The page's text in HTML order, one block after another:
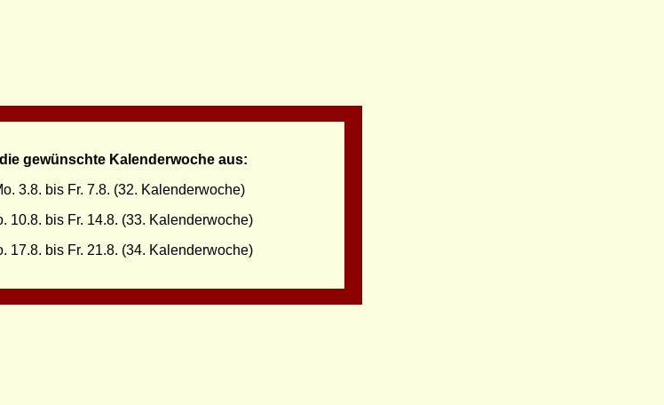
gewünschte Kalenderwoche aus:
3.8. bis Fr. 7.8. (32. Kalenderwoche)
10.8. bis Fr. 14.8. (33. Kalenderwoche)
17.8. bis Fr. 21.8. (34. Kalenderwoche)